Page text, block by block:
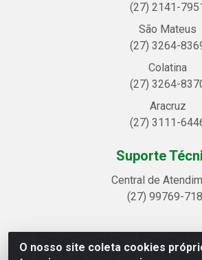
O nosso site coleta cookies
(27) 2141-
São Mateus
(27) 3264-
Colatina
(27) 3264-
Aracruz
(27) 3111-
Suporte
Central de
(27) 99769-
Linhavix Distribuidora LTDA -